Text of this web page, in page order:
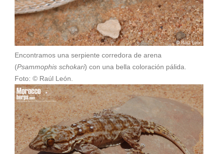
Encontramos una serpiente corredora de arena
(Psammophis schokari) con una bella coloración pálida.
Foto: © Raúl León.